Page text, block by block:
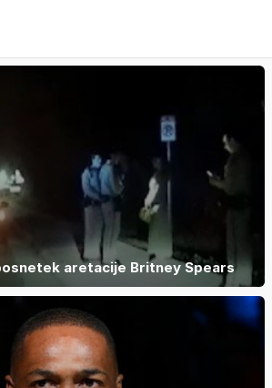
aretacije Britney Spears